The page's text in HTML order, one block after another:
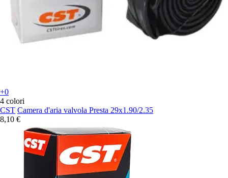
+0
4 colori
CST Camera d'aria valvola Presta 29x1.90/2.35
8,10 €